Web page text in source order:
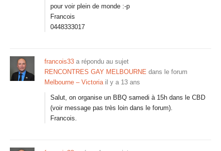
pour voir plein de monde :-p
Francois
0448333017
francois33 a répondu au sujet
RENCONTRES GAY MELBOURNE dans le forum
Melbourne – Victoria il y a 13 ans
Salut, on organise un BBQ samedi à 15h dans le CBD
(voir message pas très loin dans le forum).
Francois.